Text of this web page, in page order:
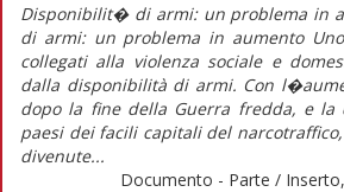
Disponibilit� di armi: un problema in
di armi: un problema in aumento
collegati alla violenza sociale e
dalla disponibilità di armi. Con
dopo la fine della Guerra fredda, e
paesi dei facili capitali del
divenute...
Documento - Parte /